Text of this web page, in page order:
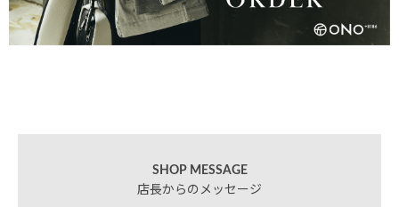
SHOP MESSAGE
店長からのメッセージ